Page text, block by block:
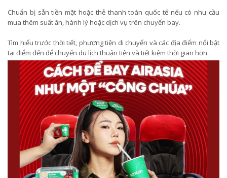
Chuẩn bị sẵn tiền mặt hoặc thẻ thanh toán quốc tế nếu có nhu cầu
mua thêm suất ăn, hành lý hoặc dịch vụ trên chuyến bay.
Tìm hiểu trước thời tiết, phương tiện di chuyển và các địa điểm nổi bật
tại điểm đến để chuyến du lịch thuận tiện và tiết kiệm thời gian hơn.